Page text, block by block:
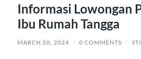
Informasi Lowongan
Ibu Rumah Tangga
MARCH 20, 2024 / 0 COMMENTS /